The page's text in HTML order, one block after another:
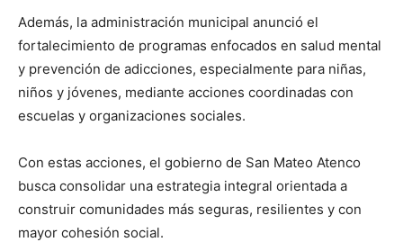
Además, la administración municipal anunció el
fortalecimiento de programas enfocados en salud mental
y prevención de adicciones, especialmente para niñas,
niños y jóvenes, mediante acciones coordinadas con
escuelas y organizaciones sociales.
Con estas acciones, el gobierno de San Mateo Atenco
busca consolidar una estrategia integral orientada a
construir comunidades más seguras, resilientes y con
mayor cohesión social.